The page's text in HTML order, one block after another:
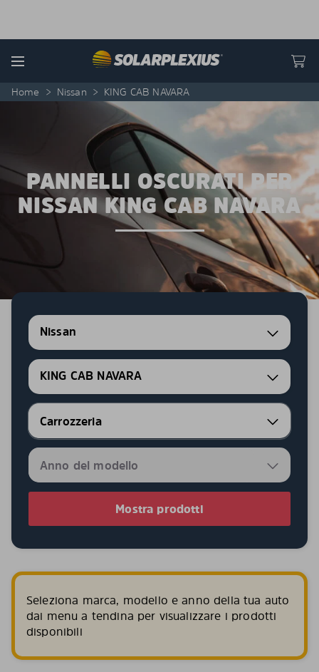
Menu
Home > Nissan > KING CAB NAVARA
PANNELLI OSCURATI PER
NISSAN KING CAB NAVARA
Nissan
KING CAB NAVARA
Mostra prodotti
Seleziona marca, modello e anno della tua auto
dai menu a tendina per visualizzare i prodotti
disponibili